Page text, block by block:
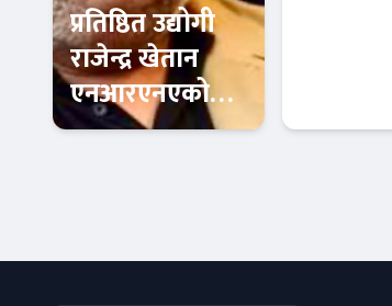
प्रतिष्ठित उद्योगी
राजेन्द्र खेतान
एनआरएनएको
आईसीसी